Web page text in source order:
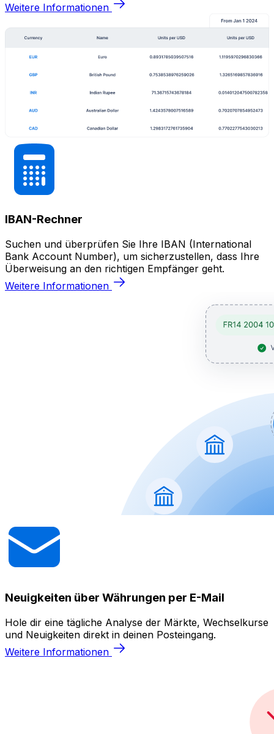
Weitere Informationen
IBAN-Rechner
Suchen und überprüfen Sie Ihre IBAN (International
Bank Account Number), um sicherzustellen, dass Ihre
Überweisung an den richtigen Empfänger geht.
Weitere Informationen
Neuigkeiten über Währungen per E-Mail
Hole dir eine tägliche Analyse der Märkte, Wechselkurse
und Neuigkeiten direkt in deinen Posteingang.
Weitere Informationen